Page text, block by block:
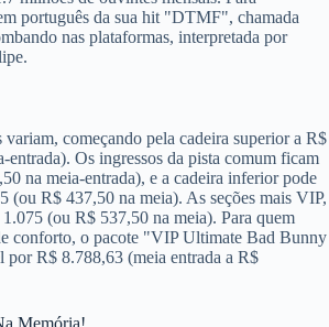
português da sua hit "DTMF", chamada
nas plataformas, interpretada por
variam, começando pela cadeira superior a R$
entrada). Os ingressos da pista comum ficam
na meia-entrada), e a cadeira inferior pode
(ou R$ 437,50 na meia). As seções mais VIP,
(ou R$ 537,50 na meia). Para quem
conforto, o pacote "VIP Ultimate Bad Bunny
R$ 8.788,63 (meia entrada a R$